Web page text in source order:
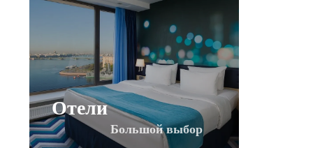
Отели
Большой выбор